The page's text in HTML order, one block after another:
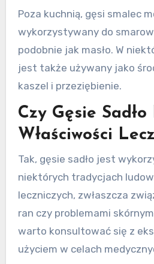
Poza kuchnią, gęsi smalec
wykorzystywany do
podobnie jak masło. W
jest także używany jako
kaszel i przeziębienie.
Czy Gęsie
Właściwości
Tak, gęsie sadło jest
niektórych tradycjach
leczniczych, zwłaszcza
ran czy problemami
warto konsultować się z
użyciem w celach